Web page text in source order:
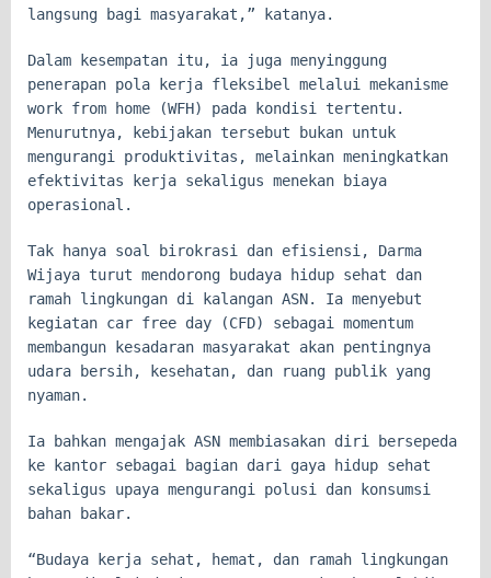
langsung bagi masyarakat,” katanya.
Dalam kesempatan itu, ia juga menyinggung
penerapan pola kerja fleksibel melalui mekanisme
work from home (WFH) pada kondisi tertentu.
Menurutnya, kebijakan tersebut bukan untuk
mengurangi produktivitas, melainkan meningkatkan
efektivitas kerja sekaligus menekan biaya
operasional.
Tak hanya soal birokrasi dan efisiensi, Darma
Wijaya turut mendorong budaya hidup sehat dan
ramah lingkungan di kalangan ASN. Ia menyebut
kegiatan car free day (CFD) sebagai momentum
membangun kesadaran masyarakat akan pentingnya
udara bersih, kesehatan, dan ruang publik yang
nyaman.
Ia bahkan mengajak ASN membiasakan diri bersepeda
ke kantor sebagai bagian dari gaya hidup sehat
sekaligus upaya mengurangi polusi dan konsumsi
bahan bakar.
“Budaya kerja sehat, hemat, dan ramah lingkungan